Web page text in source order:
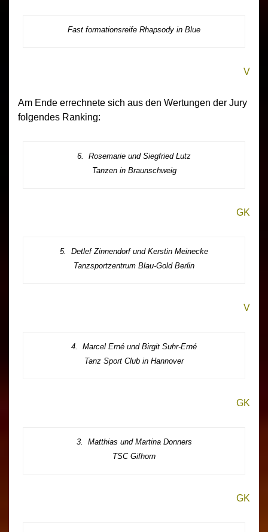
Fast formationsreife Rhapsody in Blue
V
Am Ende errechnete sich aus den Wertungen der Jury
folgendes Ranking:
6. Rosemarie und Siegfried Lutz
Tanzen in Braunschweig
GK
5. Detlef Zinnendorf und Kerstin Meinecke
Tanzsportzentrum Blau-Gold Berlin
V
4. Marcel Erné und Birgit Suhr-Erné
Tanz Sport Club in Hannover
GK
3. Matthias und Martina Donners
TSC Gifhorn
GK